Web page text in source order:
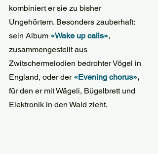
kombiniert er sie zu bisher
Ungehörtem. Besonders zauberhaft:
sein Album «Wake up calls»,
zusammengestellt aus
Zwitschermelodien bedrohter Vögel in
England, oder der «Evening chorus»,
für den er mit Wägeli, Bügelbrett und
Elektronik in den Wald zieht.